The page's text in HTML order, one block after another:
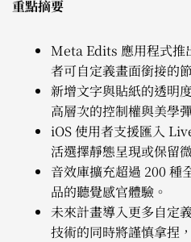
重點摘要
Meta Edits 應用程式推
者可自定義畫面銜接的
新增文字與貼紙的透明
高層次的控制權與美學
iOS 使用者支援匯入
活選擇靜態呈現或保留
音效庫擴充超過 200 種
品的聽覺感官體驗。
未來計畫導入更多自定
技術的同時將謹慎拿捏